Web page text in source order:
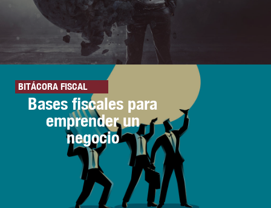
BITÁCORA FISCAL
Bases fiscales para
emprender un
negocio